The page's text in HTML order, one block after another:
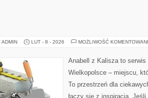
ADMIN LUT - 8 - 2026 MOŻLIWOŚĆ
Anabell z Kalisza to
Wielkopolsce – miejscu,
To przestrzeń dla
łączy się z inspiracją.